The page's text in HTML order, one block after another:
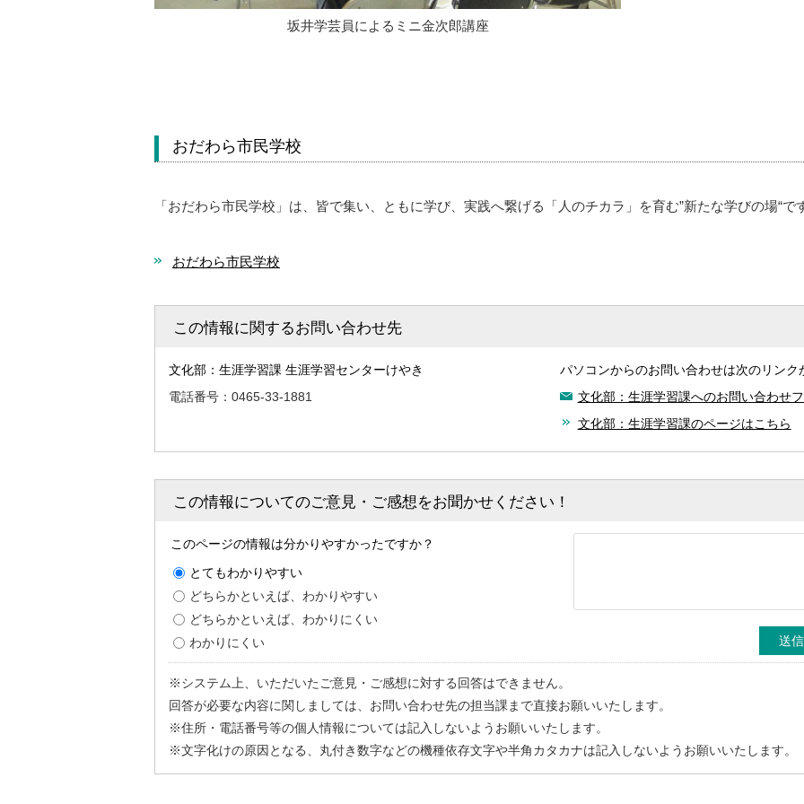
坂井学芸員によるミニ金次郎講座
おだわら市民学校
「おだわら市民学校」は、皆で集い、ともに学び、実践へ繋げる「人のチカラ」を育む”新たな学びの場“で
おだわら市民学校
この情報に関するお問い合わせ先
文化部：生涯学習課 生涯学習センターけやき
電話番号：0465-33-1881
パソコンからのお問い合わせは次のリンク
文化部：生涯学習課へのお問い合わせ
文化部：生涯学習課のページはこちら
この情報についてのご意見・ご感想をお聞かせください！
このページの情報は分かりやすかったですか？
とてもわかりやすい
どちらかといえば、わかりやすい
どちらかといえば、わかりにくい
わかりにくい
※システム上、いただいたご意見・ご感想に対する回答はできません。
回答が必要な内容に関しましては、お問い合わせ先の担当課まで直接お願いいたします。
※住所・電話番号等の個人情報については記入しないようお願いいたします。
※文字化けの原因となる、丸付き数字などの機種依存文字や半角カタカナは記入しないようお願いいたします。